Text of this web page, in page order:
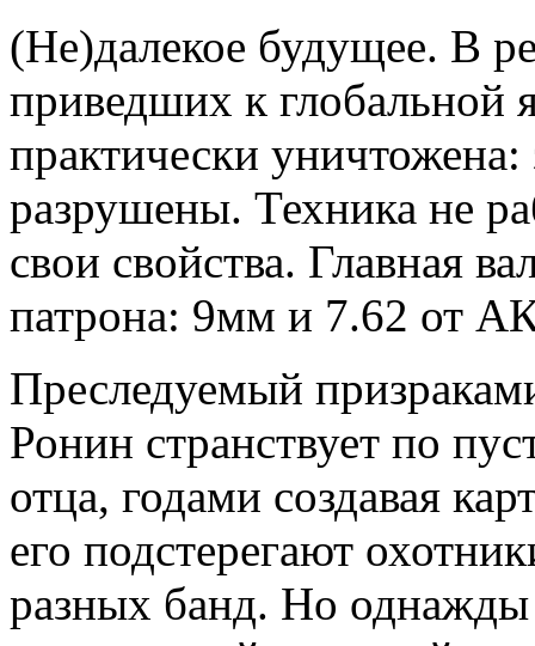
(Не)далекое будущее. В
приведших к глобальной
практически
разрушены. Техника не
свои свойства. Главная
патрона: 9мм и 7.62 от
Преследуемый
Ронин странствует по
отца, годами создавая
его подстерегают
разных банд. Но однажды